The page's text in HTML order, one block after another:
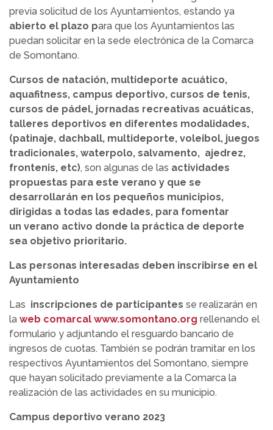
previa solicitud de los Ayuntamientos, estando ya
abierto el plazo para que los Ayuntamientos las
puedan solicitar en la sede electrónica de la Comarca
de Somontano.
Cursos de natación, multideporte acuático,
aquafitness, campus deportivo, cursos de tenis,
cursos de pádel, jornadas recreativas acuáticas,
talleres deportivos en diferentes modalidades,
(patinaje, dachball, multideporte, voleibol, juegos
tradicionales, waterpolo, salvamento, ajedrez,
frontenis, etc), son algunas de las actividades
propuestas para este verano y que se
desarrollarán en los pequeños municipios,
dirigidas a todas las edades, para fomentar
un verano activo donde la práctica de deporte
sea objetivo prioritario.
Las personas interesadas deben inscribirse en el
Ayuntamiento
Las inscripciones de participantes se realizarán en
la web comarcal www.somontano.org rellenando el
formulario y adjuntando el resguardo bancario de
ingresos de cuotas. También se podrán tramitar en los
respectivos Ayuntamientos del Somontano, siempre
que hayan solicitado previamente a la Comarca la
realización de las actividades en su municipio.
Campus deportivo verano 2023